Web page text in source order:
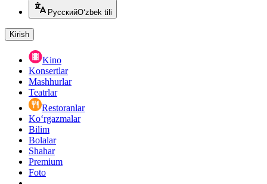
РусскийO‘zbek tili
Kirish
Kino
Konsertlar
Mashhurlar
Teatrlar
Restoranlar
Ko‘rgazmalar
Bilim
Bolalar
Shahar
Premium
Foto